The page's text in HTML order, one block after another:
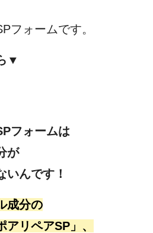
フォームです。
▼
フォームは
が
いんです！
成分の
リペアSP」、